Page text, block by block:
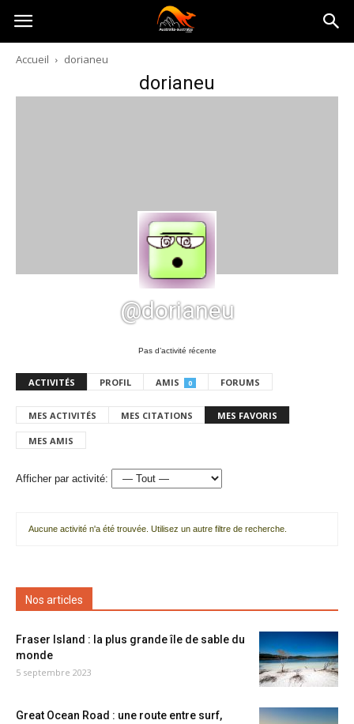
Australia-
australie.com
Accueil dorianeu
dorianeu
@dorianeu
Pas d’activité récente
ACTIVITÉS PROFIL AMIS 0 FORUMS
MES ACTIVITÉS MES CITATIONS MES FAVORIS
MES AMIS
Afficher par activité:
Aucune activité n'a été trouvée. Utilisez un autre filtre de recherche.
Nos articles
Fraser Island : la plus grande île de sable du
monde
5 septembre 2023
Great Ocean Road : une route entre surf,